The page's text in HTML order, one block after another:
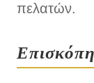
πελατών.